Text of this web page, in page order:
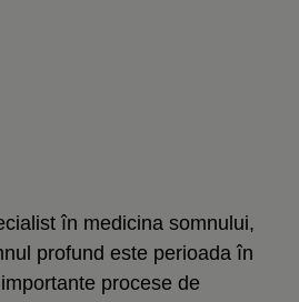
în medicina somnului,
profund este perioada în
procese de